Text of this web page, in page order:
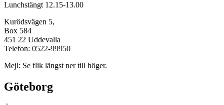
Lunchstängt 12.15-13.00
Kurödsvägen 5,
Box 584
451 22 Uddevalla
Telefon: 0522-99950
Mejl: Se flik längst ner till höger.
Göteborg